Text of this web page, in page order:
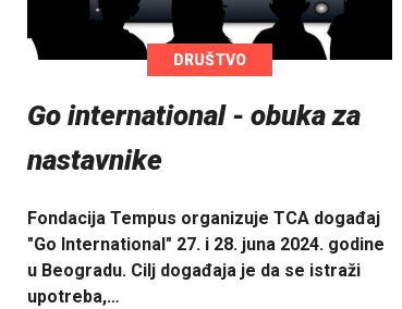
DRUŠTVO
Go international - obuka za
nastavnike
Fondacija Tempus organizuje TCA događaj
"Go International" 27. i 28. juna 2024. godine
u Beogradu. Cilj događaja je da se istraži
upotreba,…